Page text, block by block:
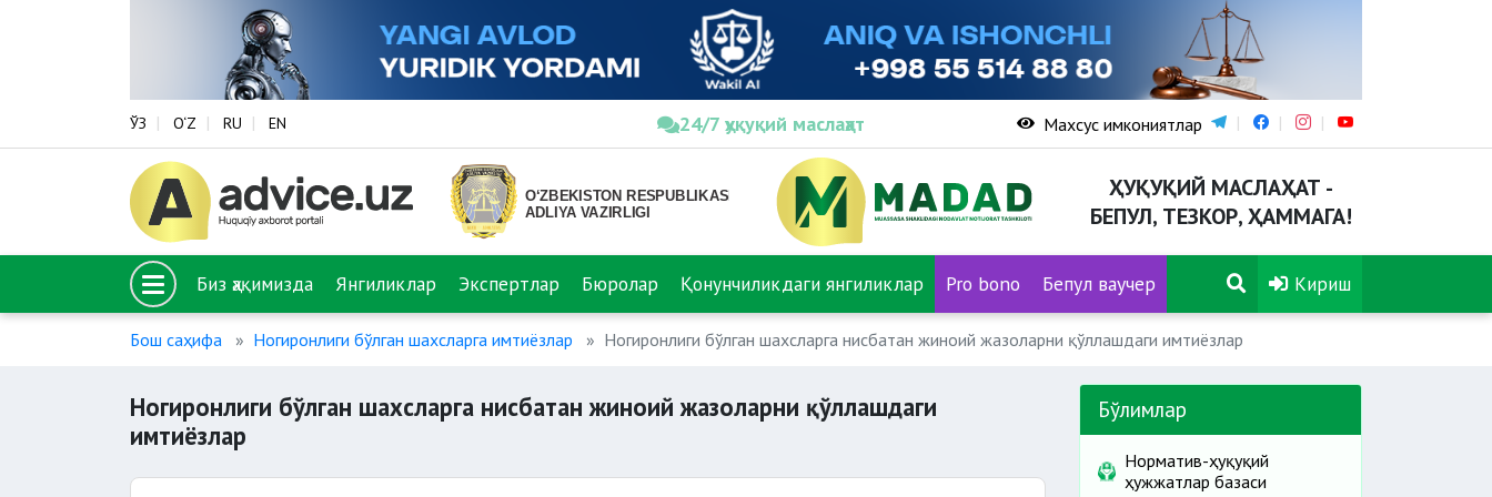
ЎЗ O‘Z RU EN 24/7 ҳуқуқий маслаҳат Махсус имкониятлар
ҲУҚУҚИЙ МАСЛАҲАТ -
БЕПУЛ, ТЕЗКОР, ҲАММАГА!
Биз ҳақимизда Янгиликлар Экспертлар Бюролар Қонунчиликдаги янгиликлар Pro bono Бепул ваучер Кириш
Бош саҳифа Ногиронлиги бўлган шахсларга имтиёзлар Ногиронлиги бўлган шахсларга нисбатан жиноий жазоларни қўллашдаги имтиёзлар
Ногиронлиги бўлган шахсларга нисбатан жиноий жазоларни қўллашдаги
имтиёзлар
Бўлимлар
Норматив-ҳуқуқий
ҳужжатлар базаси